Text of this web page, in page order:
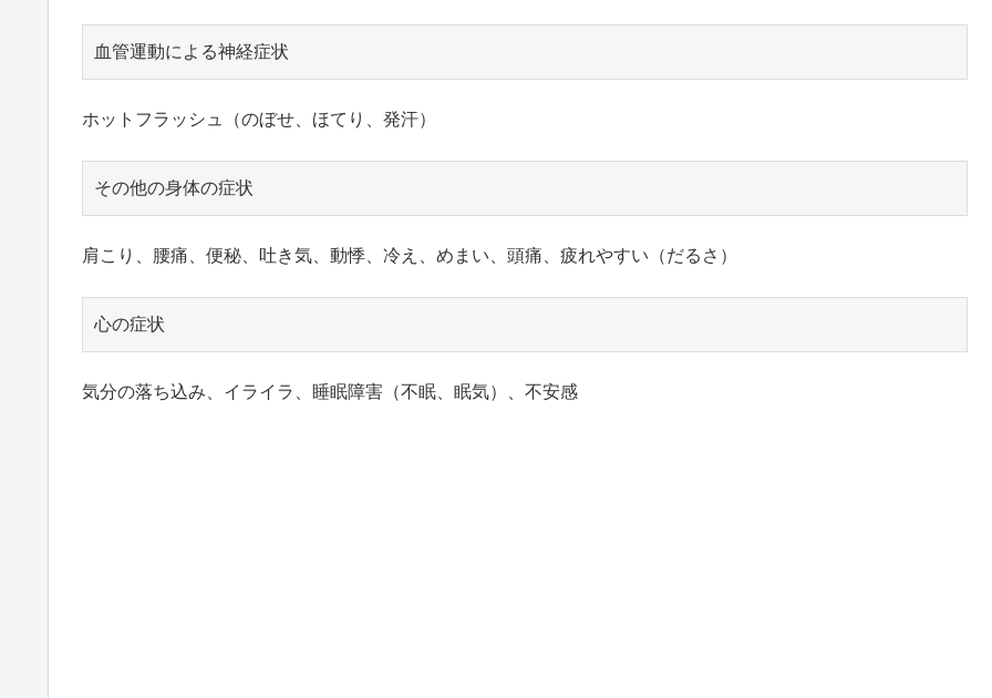
血管運動による神経症状
ホットフラッシュ（のぼせ、ほてり、発汗）
その他の身体の症状
肩こり、腰痛、便秘、吐き気、動悸、冷え、めまい、頭痛、疲れやすい（だるさ）
心の症状
気分の落ち込み、イライラ、睡眠障害（不眠、眠気）、不安感